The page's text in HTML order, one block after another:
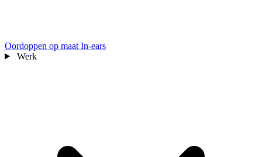
Oordoppen op maat In-ears
Werk